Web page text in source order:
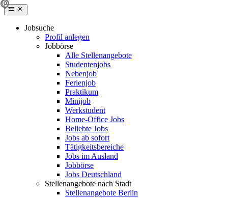
Jobsuche
Profil anlegen
Jobbörse
Alle Stellenangebote
Studentenjobs
Nebenjob
Ferienjob
Praktikum
Minijob
Werkstudent
Home-Office Jobs
Beliebte Jobs
Jobs ab sofort
Tätigkeitsbereiche
Jobs im Ausland
Jobbörse
Jobs Deutschland
Stellenangebote nach Stadt
Stellenangebote Berlin